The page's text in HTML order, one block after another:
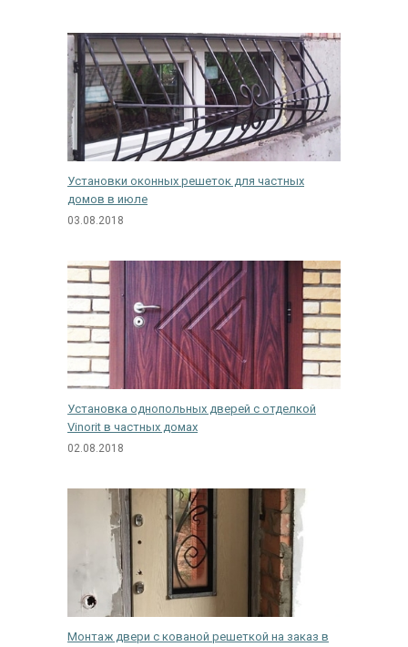
Установки оконных решеток для частных
домов в июле
03.08.2018
Установка однопольных дверей с отделкой
Vinorit в частных домах
02.08.2018
Монтаж двери с кованой решеткой на заказ в